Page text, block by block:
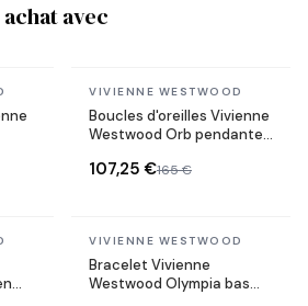
avec
En stock
VIVIENNE WESTWOOD
Boucles d'oreilles Vivienne
Westwood Orb pendantes
107,25 €165 €
En stock
VIVIENNE WESTWOOD
Bracelet Vivienne
Westwood Olympia bas